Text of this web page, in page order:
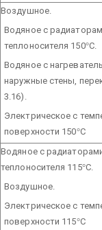
Воздушное.
Водяное с
теплоносителя 150°С.
Водяное с
наружные стены,
3.16).
Электрическое с
поверхности 150°С
Водяное с
теплоносителя 115°С.
Воздушное.
Электрическое с
поверхности 115°С